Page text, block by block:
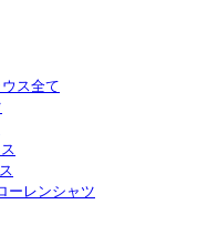
ス全て
ーレンシャツ